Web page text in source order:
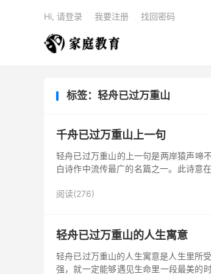
Hi, 请登录 我要注册 找回密码
标签：轻舟已过万重山
千舟已过万重山上一句
轻舟已过万重山的上一句是两岸猿声啼
白诗作中流传最广的名篇之一。此诗意
阅读(276)
轻舟已过万重山的人生寓意
轻舟已过万重山的人生寓意是人生里所
强，就一定能够遇见生命里一段最美的